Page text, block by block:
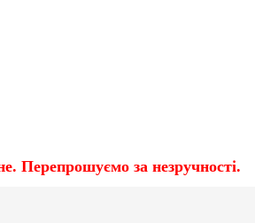
Перепрошуємо за незручності.